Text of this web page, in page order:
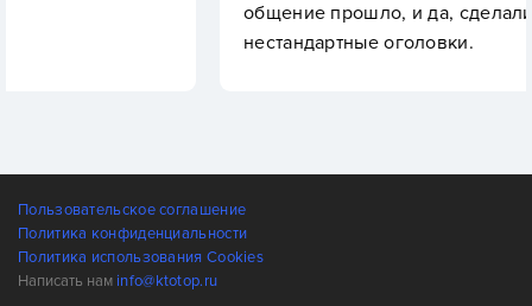
общение прошло, и да, сделали быстро
нестандартные оголовки.
Пользовательское соглашение
Политика конфиденциальности
Политика использования Cookies
Написать нам info@ktotop.ru